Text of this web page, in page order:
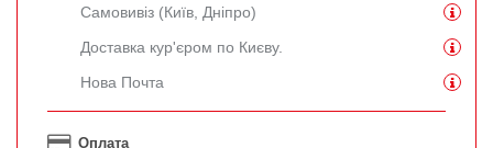
Самовивіз (Київ, Дніпро)
Доставка кур'єром по Києву.
Нова Почта
Оплата